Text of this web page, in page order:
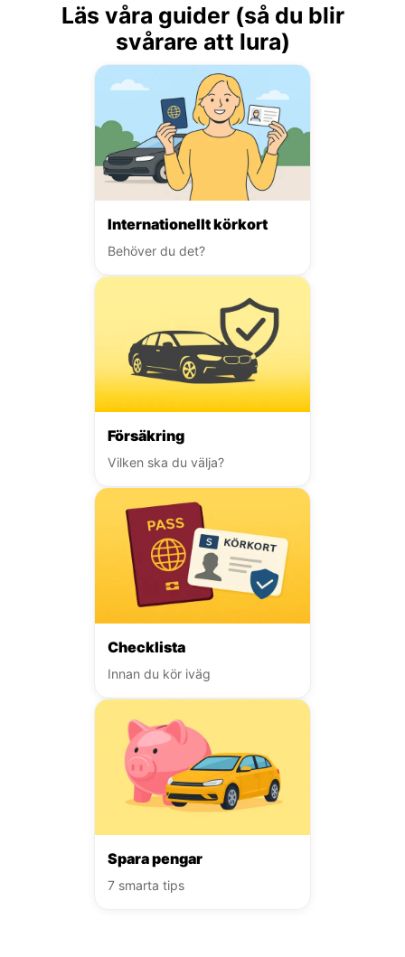
Läs våra guider (så du blir
svårare att lura)
Internationellt körkort
Behöver du det?
Försäkring
Vilken ska du välja?
Checklista
Innan du kör iväg
Spara pengar
7 smarta tips